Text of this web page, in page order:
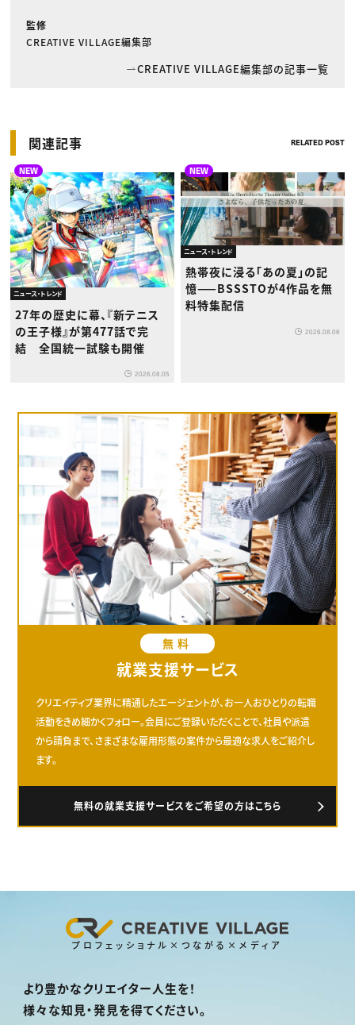
監修
CREATIVE VILLAGE編集部
CREATIVE VILLAGE編集部の記事一覧
関連記事 RELATED POST
NEW
ニュース・トレンド
27年の歴史に幕、『新テニス
の王子様』が第477話で完
結 全国統一試験も開催
2026.08.05
NEW
ニュース・トレンド
熱帯夜に浸る「あの夏」の記
憶——BSSSTOが4作品を無
料特集配信
2026.08.06
無料
就業支援サービス
クリエイティブ業界に精通したエージェントが、お一人おひとりの転職
活動をきめ細かくフォロー。会員にご登録いただくことで、社員や派遣
から請負まで、さまざまな雇用形態の案件から最適な求人をご紹介し
ます。
無料の就業支援サービスをご希望の方はこちら
プロフェッショナル×つながる×メディア
より豊かなクリエイター人生を！
様々な知見・発見を得てください。